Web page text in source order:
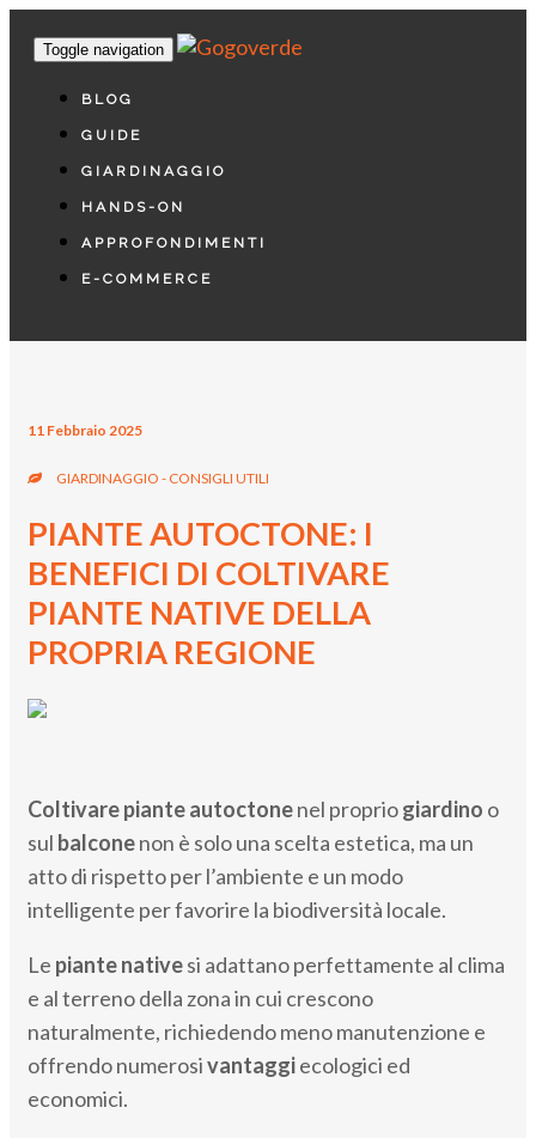
Toggle navigation
BLOG
GUIDE
GIARDINAGGIO
HANDS-ON
APPROFONDIMENTI
E-COMMERCE
11 Febbraio 2025
GIARDINAGGIO - CONSIGLI UTILI
PIANTE AUTOCTONE: I
BENEFICI DI COLTIVARE
PIANTE NATIVE DELLA
PROPRIA REGIONE
Coltivare piante autoctonenel propriogiardino o
sul balconenon è solo una scelta estetica, ma un
atto di rispetto per l’ambiente e un modo
intelligente per favorire la biodiversità locale.
Le piante nativesi adattano perfettamente al clima
e al terreno della zona in cui crescono
naturalmente, richiedendo meno manutenzione e
offrendo numerosivantaggiecologici ed
economici.